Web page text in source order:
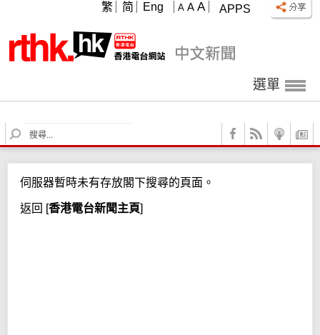
APPS
A A A
繁 简 Eng
選單
S
e
c
h
伺服器暫時未有存放閣下搜尋的頁面。
返回 [香港電台新聞主頁]